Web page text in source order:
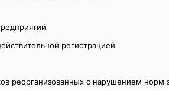
регистрацией
реорганизованных с нарушением норм